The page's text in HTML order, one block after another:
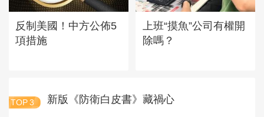
反制美國！中方公佈5
項措施
上班“摸魚”公司有權開
除嗎？
TOP 3 新版《防衛白皮書》藏禍心